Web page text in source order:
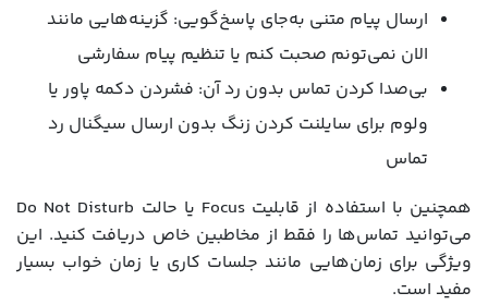
ارسال پیام متنی به‌جای پاسخ‌گویی: گزینه‌هایی مانند
الان نمی‌تونم صحبت کنم یا تنظیم پیام سفارشی
بی‌صدا کردن تماس بدون رد آن: فشردن دکمه پاور یا
ولوم برای سایلنت کردن زنگ بدون ارسال سیگنال رد
تماس
همچنین با استفاده از قابلیت Focus یا حالت Do Not Disturb
می‌توانید تماس‌ها را فقط از مخاطبین خاص دریافت کنید. این
ویژگی برای زمان‌هایی مانند جلسات کاری یا زمان خواب بسیار
مفید است.